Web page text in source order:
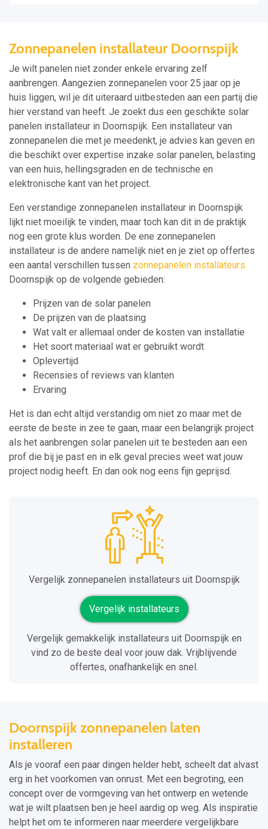
Zonnepanelen installateur Doornspijk
Je wilt panelen niet zonder enkele ervaring zelf
aanbrengen. Aangezien zonnepanelen voor 25 jaar op je
huis liggen, wil je dit uiteraard uitbesteden aan een partij die
hier verstand van heeft. Je zoekt dus een geschikte solar
panelen installateur in Doornspijk. Een installateur van
zonnepanelen die met je meedenkt, je advies kan geven en
die beschikt over expertise inzake solar panelen, belasting
van een huis, hellingsgraden en de technische en
elektronische kant van het project.
Een verstandige zonnepanelen installateur in Doornspijk
lijkt niet moeilijk te vinden, maar toch kan dit in de praktijk
nog een grote klus worden. De ene zonnepanelen
installateur is de andere namelijk niet en je ziet op offertes
een aantal verschillen tussen zonnepanelen installateurs
Doornspijk op de volgende gebieden:
Prijzen van de solar panelen
De prijzen van de plaatsing
Wat valt er allemaal onder de kosten van installatie
Het soort materiaal wat er gebruikt wordt
Oplevertijd
Recensies of reviews van klanten
Ervaring
Het is dan echt altijd verstandig om niet zo maar met de
eerste de beste in zee te gaan, maar een belangrijk project
als het aanbrengen solar panelen uit te besteden aan een
prof die bij je past en in elk geval precies weet wat jouw
project nodig heeft. En dan ook nog eens fijn geprijsd.
Vergelijk zonnepanelen installateurs uit Doornspijk
Vergelijk installateurs
Vergelijk gemakkelijk installateurs uit Doornspijk en
vind zo de beste deal voor jouw dak. Vrijblijvende
offertes, onafhankelijk en snel.
Doornspijk zonnepanelen laten
installeren
Als je vooraf een paar dingen helder hebt, scheelt dat alvast
erg in het voorkomen van onrust. Met een begroting, een
concept over de vormgeving van het ontwerp en wetende
wat je wilt plaatsen ben je heel aardig op weg. Als inspiratie
helpt het om te informeren naar meerdere vergelijkbare